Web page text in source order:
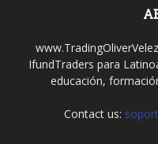
IfundTraders para
educación,
Contact us: